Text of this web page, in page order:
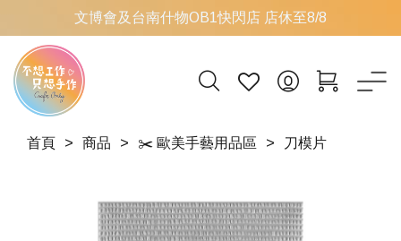
文博會及台南什物OB1快閃店 店休至8/8
首頁 商品 ✂️ 歐美手藝用品區 刀模片